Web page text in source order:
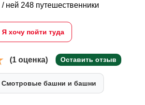
ней 248 путешественники
Я хочу пойти туда
(1 оценка) Оставить отзыв
Смотровые башни и башни